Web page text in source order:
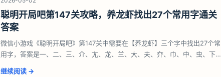
聪明开局吧第147关攻略，养龙虾找出27个常用字通关
答案
微信小游戏《聪明开局吧》第147关中需要在【养龙虾】三个字中找出27个常
用字，答案是一、二、三、介、尢、龙、兰、大、夫、夰、巾、中、虫、下、
继续阅读 →